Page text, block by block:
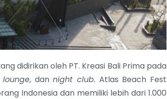
didirikan oleh PT. Kreasi Bali Prima pada
, dannight club. Atlas Beach Fest
Indonesia dan memiliki lebih dari 1.000